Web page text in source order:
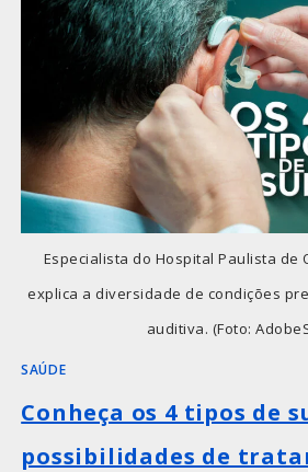
Especialista do Hospital Paulista de
explica a diversidade de condições
auditiva. (Foto:
SAÚDE
Conheça os 4 tipos de
possibilidades de